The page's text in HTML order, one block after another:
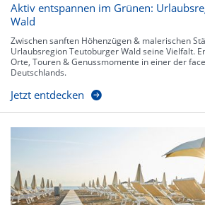
Aktiv entspannen im Grünen:
Wald
Zwischen sanften Höhenzügen & malerischen
Urlaubsregion Teutoburger Wald seine Vielfalt.
Orte, Touren & Genussmomente in einer der
Deutschlands.
Jetzt entdecken